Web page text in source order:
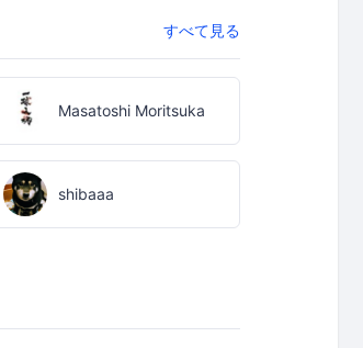
すべて見る
Masatoshi Moritsuka
shibaaa